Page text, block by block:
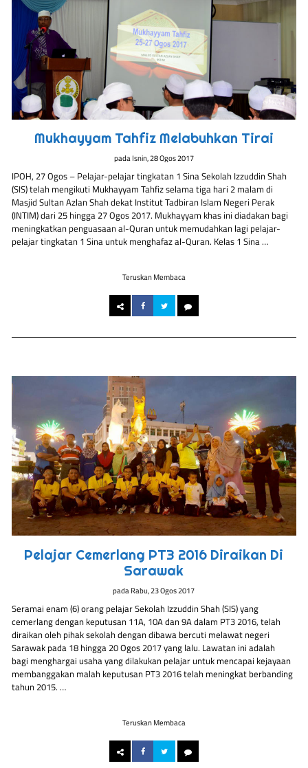
Mukhayyam Tahfiz Melabuhkan Tirai
padaIsnin, 28 Ogos 2017
IPOH, 27 Ogos – Pelajar-pelajar tingkatan 1 Sina Sekolah Izzuddin Shah
(SIS) telah mengikuti Mukhayyam Tahfiz selama tiga hari 2 malam di
Masjid Sultan Azlan Shah dekat Institut Tadbiran Islam Negeri Perak
(INTIM) dari 25 hingga 27 Ogos 2017. Mukhayyam khas ini diadakan bagi
meningkatkan penguasaan al-Quran untuk memudahkan lagi pelajar-
pelajar tingkatan 1 Sina untuk menghafaz al-Quran. Kelas 1 Sina …
Teruskan Membaca
Pelajar Cemerlang PT3 2016 Diraikan Di
Sarawak
padaRabu, 23 Ogos 2017
Seramai enam (6) orang pelajar Sekolah Izzuddin Shah (SIS) yang
cemerlang dengan keputusan 11A, 10A dan 9A dalam PT3 2016, telah
diraikan oleh pihak sekolah dengan dibawa bercuti melawat negeri
Sarawak pada 18 hingga 20 Ogos 2017 yang lalu. Lawatan ini adalah
bagi menghargai usaha yang dilakukan pelajar untuk mencapai kejayaan
membanggakan malah keputusan PT3 2016 telah meningkat berbanding
tahun 2015. …
Teruskan Membaca